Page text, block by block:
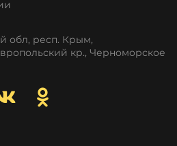
обл, респ. Крым,
кр., Черноморское